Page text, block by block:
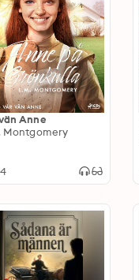
Anne
Montgomery